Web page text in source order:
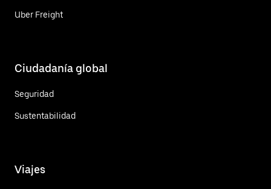
Uber Freight
Ciudadanía global
Seguridad
Sustentabilidad
Viajes